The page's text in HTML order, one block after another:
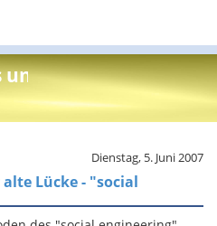
und Info
Dienstag, 5. Juni 2007
Lücke - "social